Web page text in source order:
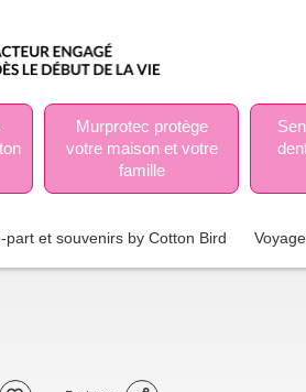
Murprotec protège
votre maison et votre
famille
part et souvenirs by Cotton Bird